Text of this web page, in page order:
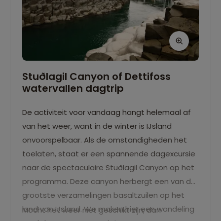
Stuðlagil Canyon of Dettifoss
watervallen dagtrip
De activiteit voor vandaag hangt helemaal af
van het weer, want in de winter is IJsland
onvoorspelbaar. Als de omstandigheden het
toelaten, staat er een spannende dagexcursie
naar de spectaculaire Stuðlagil Canyon op het
programma. Deze canyon herbergt een van de
grootste verzamelingen basaltzuilen op het
land van IJsland. We maken hier een wandeling
Mocht het weer niet geschikt zijn, dan